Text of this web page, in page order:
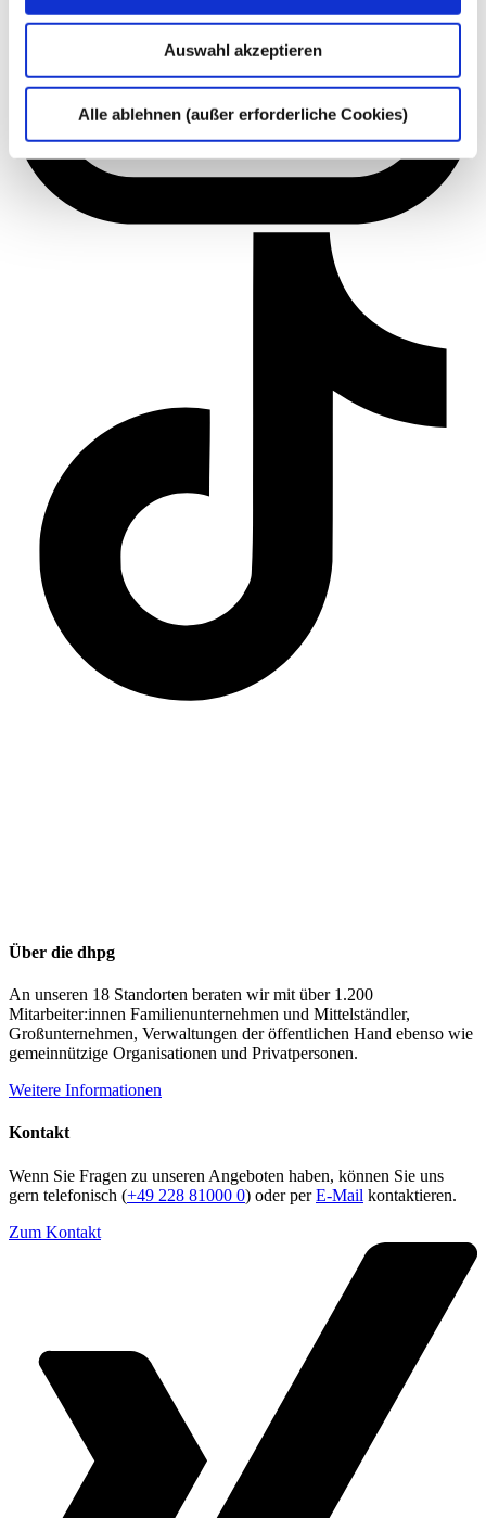
Auswahl akzeptieren
Alle ablehnen (außer erforderliche Cookies)
Über die dhpg
An unseren 18 Standorten beraten wir mit über 1.200
Mitarbeiter:innen Familienunternehmen und Mittelständler,
Großunternehmen, Verwaltungen der öffentlichen Hand ebenso wie
gemeinnützige Organisationen und Privatpersonen.
Weitere Informationen
Kontakt
Wenn Sie Fragen zu unseren Angeboten haben, können Sie uns
gern telefonisch (+49 228 81000 0) oder perE-Mail kontaktieren.
Zum Kontakt